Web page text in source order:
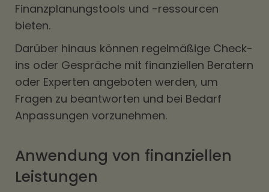
Finanzplanungstools und -ressourcen
bieten.
Darüber hinaus können regelmäßige Check-
ins oder Gespräche mit finanziellen Beratern
oder Experten angeboten werden, um
Fragen zu beantworten und bei Bedarf
Anpassungen vorzunehmen.
Anwendung von finanziellen
Leistungen